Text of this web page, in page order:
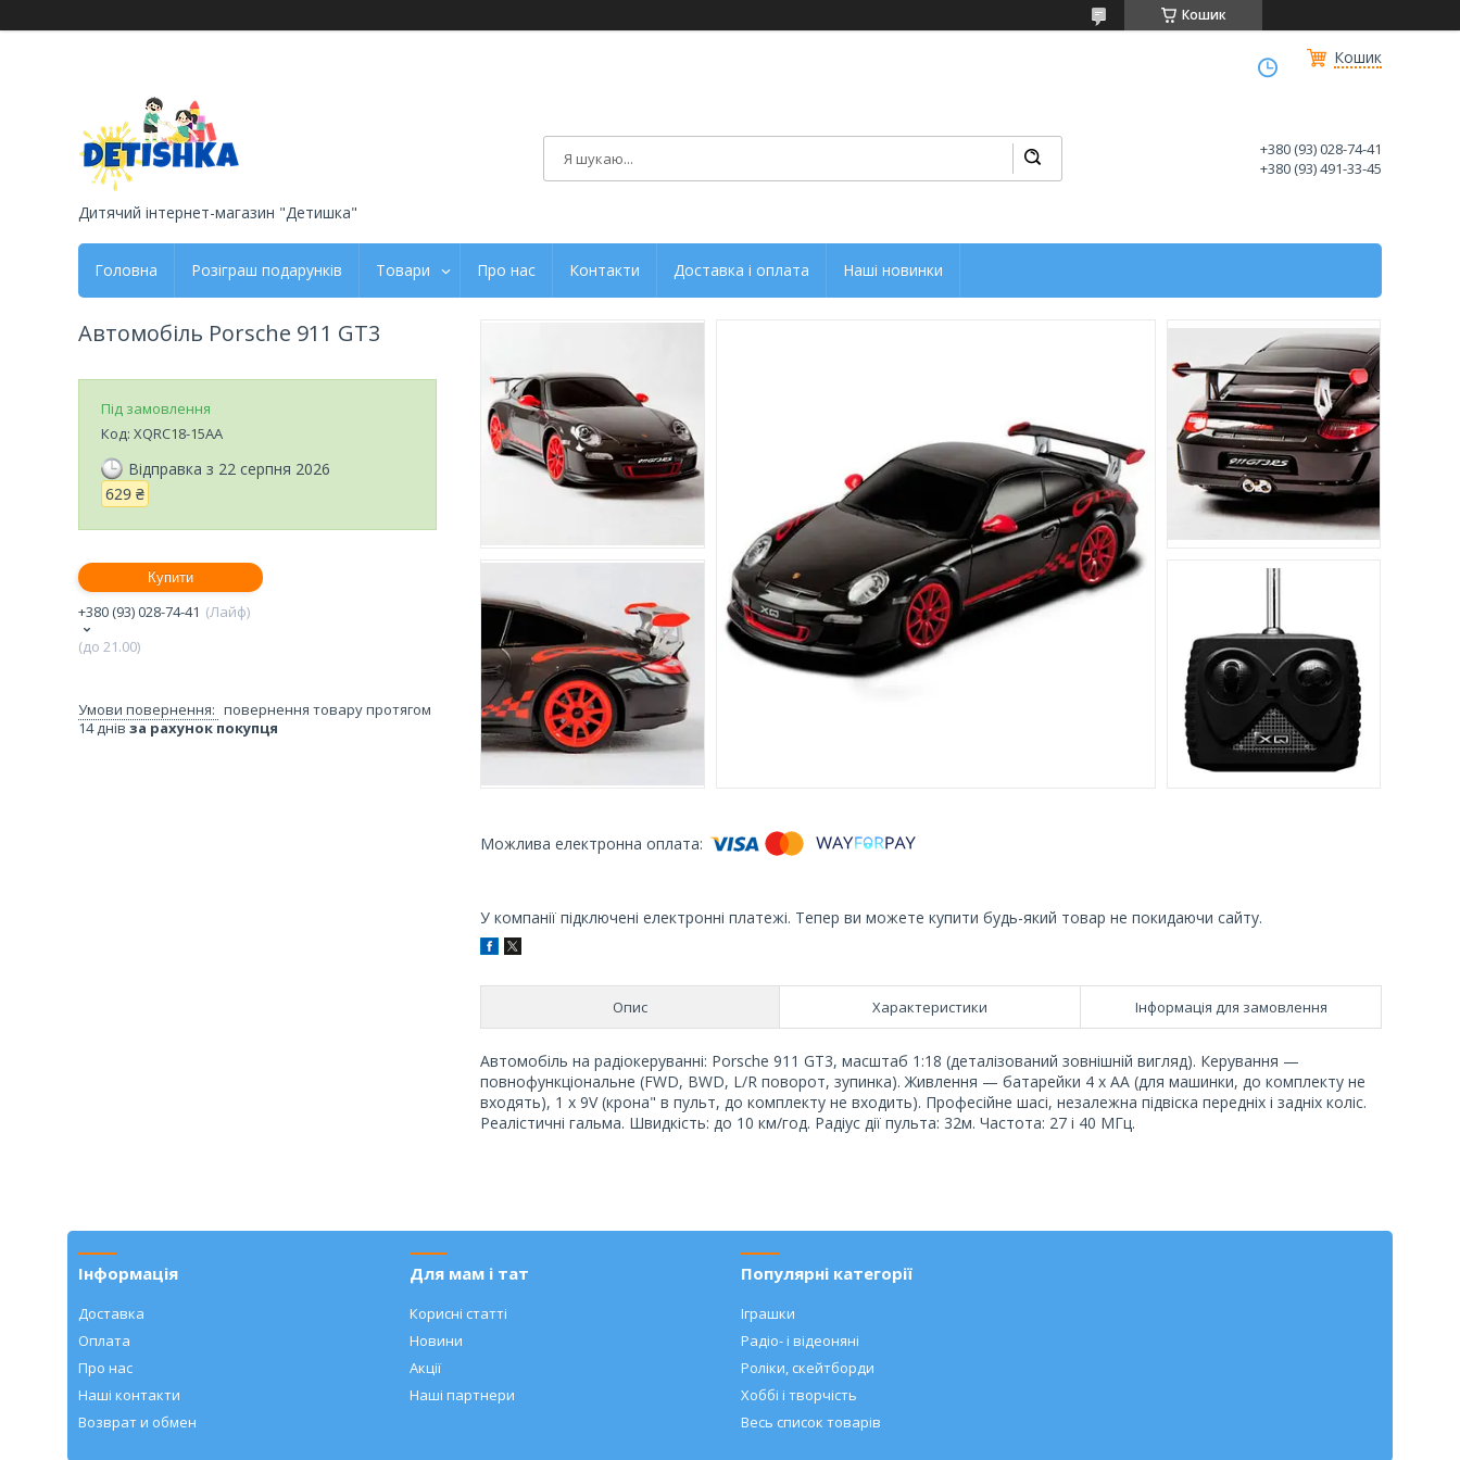
Кошик
Кошик
Дитячий інтернет-магазин "Детишка"
+380 (93) 028-74-41
+380 (93) 491-33-45
Головна Розіграш подарунків Товари Про нас Контакти Доставка і оплата Наші новинки
У компанії підключені електронні платежі. Тепер ви можете купити будь-який товар не покидаючи сайту.
Опис Характеристики Інформація для замовлення
Автомобіль на радіокеруванні: Porsche 911 GT3, масштаб 1:18 (деталізований зовнішній вигляд). Керування —
повнофункціональне (FWD, BWD, L/R поворот, зупинка). Живлення — батарейки 4 х АА (для машинки, до комплекту не
входять), 1 х 9V (крона" в пульт, до комплекту не входить). Професійне шасі, незалежна підвіска передніх і задніх коліс.
Реалістичні гальма. Швидкість: до 10 км/год. Радіус дії пульта: 32м. Частота: 27 і 40 МГц.
Автомобіль Porsche 911 GT3
Під замовлення
Код: XQRC18-15AA
Відправка з 22 серпня 2026
629 ₴
Купити
+380 (93) 028-74-41
Лайф
(до 21.00)
повернення товару протягом
14 днів за рахунок покупця
Інформація
Доставка
Оплата
Про нас
Наші контакти
Возврат и обмен
Для мам і тат
Корисні статті
Новини
Акції
Наші партнери
Популярні категорії
Іграшки
Радіо- і відеоняні
Роліки, скейтборди
Хоббі і творчість
Весь список товарів